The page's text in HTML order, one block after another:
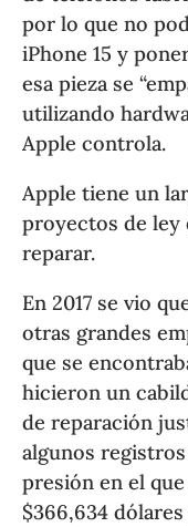
por lo que no
iPhone 15 y
esa pieza se
utilizando
Apple controla.
Apple tiene un
proyectos de ley
reparar.
En 2017 se vio
otras grandes
que se
hicieron un
de reparación
algunos
presión en el
$366,634